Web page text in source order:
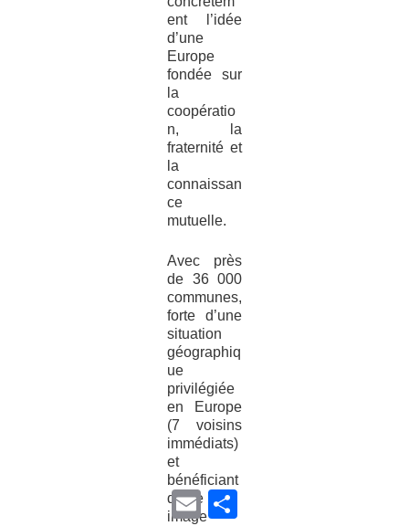
ent l’idée
d’une
Europe
fondée sur
la
coopératio
n, la
fraternité et
la
connaissan
ce
mutuelle.
Avec près
de 36 000
communes,
forte d’une
situation
géographiq
ue
privilégiée
en Europe
(7 voisins
immédiats)
et
bénéficiant
d’une
image
E
m